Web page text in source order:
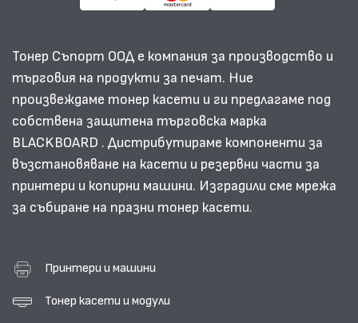
Тонер Съпорт ООД е компания за производство и
търговия на продукти за печат. Ние
произвеждаме тонер касети и ги предлагаме под
собствена защитена търговска марка
BLACKBOARD . Дистрибутираме компоненти за
възстановяване на касети и резервни части за
принтери и копирни машини. Изградили сме мрежа
за събиране на празни тонер касети.
Принтери и машини
Тонер касети и модули